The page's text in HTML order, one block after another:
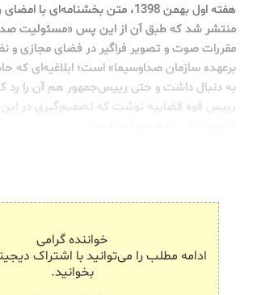
هفته اول بهمن 1398، متن بخشنامه‌ای
منتشر شد که طبق آن از این پس «مسئولیت
مقررات صوت و تصویر فراگیر در فضای مجازی و
برعهده سازمان صداوسیما» است؛ ابلاغیه‌ای که
به دنبال داشت و حتی رییس‌جمهور هم آن را رد
رییس قوه قضاییه نوشت که تصمیم‌گیری در این
خواننده گرامی
ادامه مطلب را می‌توانید با اشتراک
بخوانید.